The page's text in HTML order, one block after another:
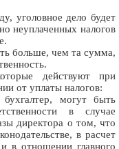
уголовное дело будет
неуплаченных налогов
больше, чем та сумма,
действуют при
от уплаты налогов:
могут быть
в случае
директора о том, что
в расчет
в отношении главного